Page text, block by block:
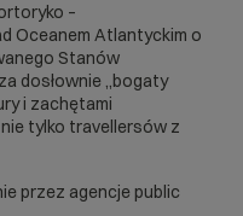
–
Oceanem Atlantyckim o
Stanów
dosłownie „bogaty
i zachętami
tylko travellersów z
przez agencje public